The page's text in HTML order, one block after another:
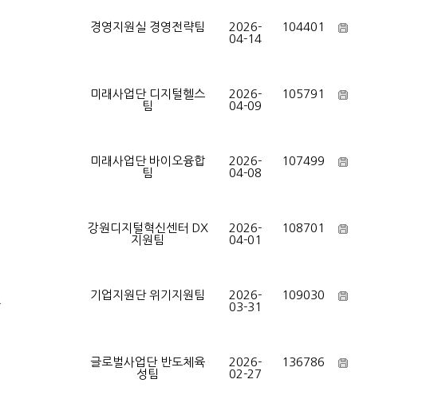
경영지원실 경영전략팀
2026-
04-14
104401
미래사업단 디지털헬스
팀
2026-
04-09
105791
미래사업단 바이오융합
팀
2026-
04-08
107499
강원디지털혁신센터 DX
지원팀
2026-
04-01
108701
기업지원단 위기지원팀
2026-
03-31
109030
글로벌사업단 반도체육
성팀
2026-
02-27
136786